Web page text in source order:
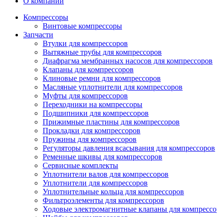
Компрессоры
Винтовые компрессоры
Запчасти
Втулки для компрессоров
Вытяжные трубы для компрессоров
Диафрагма мембранных насосов для компрессоров
Клапаны для компрессоров
Клиновые ремни для компрессоров
Масляные уплотнители для компрессоров
Муфты для компрессоров
Переходники на компрессоры
Подшипники для компрессоров
Прижимные пластины для компрессоров
Прокладки для компрессоров
Пружины для компрессоров
Регуляторы давления всасывания для компрессоров
Ременные шкивы для компрессоров
Сервисные комплекты
Уплотнители валов для компрессоров
Уплотнители для компрессоров
Уплотнительные кольца для компрессоров
Фильтроэлементы для компрессоров
Ходовые электромагнитные клапаны для